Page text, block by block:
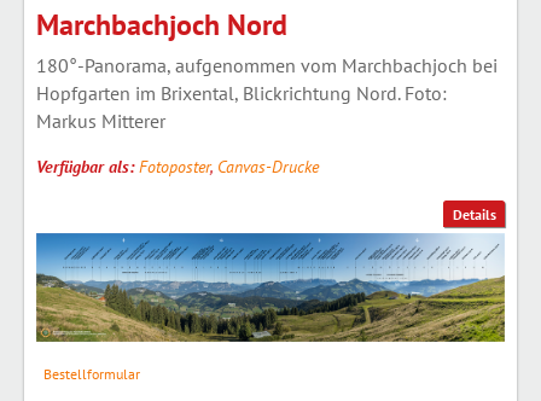
Details
Marchbachjoch Nord
180°-Panorama, aufgenommen vom Marchbachjoch bei
Hopfgarten im Brixental, Blickrichtung Nord. Foto:
Markus Mitterer
Verfügbar als:Fotoposter, Canvas-Drucke
Bestellformular